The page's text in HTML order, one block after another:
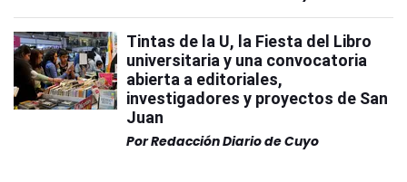
Tintas de la U, la Fiesta del Libro
universitaria y una convocatoria
abierta a editoriales,
investigadores y proyectos de San
Juan
PorRedacción Diario de Cuyo